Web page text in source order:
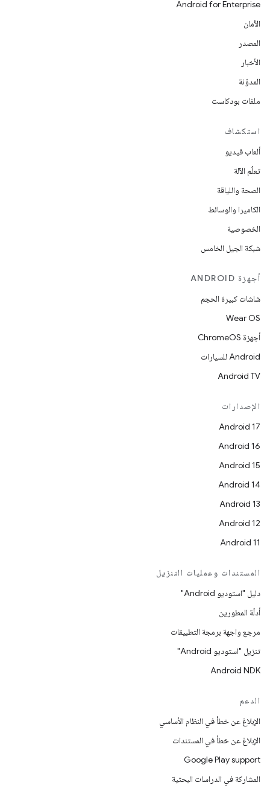
Android for Enterprise
الأمان
المصدر
الأخبار
المدوّنة
ملفات بودكاست
استكشاف
ألعاب فيديو
تعلُم الآلة
الصحة واللياقة
الكاميرا والوسائط
الخصوصية
شبكة الجيل الخامس
أجهزة ANDROID
شاشات كبيرة الحجم
Wear OS
أجهزة ChromeOS
Android للسيارات
Android TV
الإصدارات
Android 17
Android 16
Android 15
Android 14
Android 13
Android 12
Android 11
المستندات وعمليات التنزيل
دليل "استوديو Android"
أدلّة المطورين
مرجع واجهة برمجة التطبيقات
تنزيل "استوديو Android"
Android NDK
الدعم
الإبلاغ عن خطأ في النظام الأساسي
الإبلاغ عن خطأ في المستندات
Google Play support
المشاركة في الدراسات البحثية